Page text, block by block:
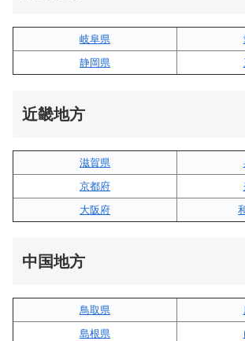
岐阜県
静岡県
近畿地方
滋賀県
京都府
大阪府
中国地方
鳥取県
島根県